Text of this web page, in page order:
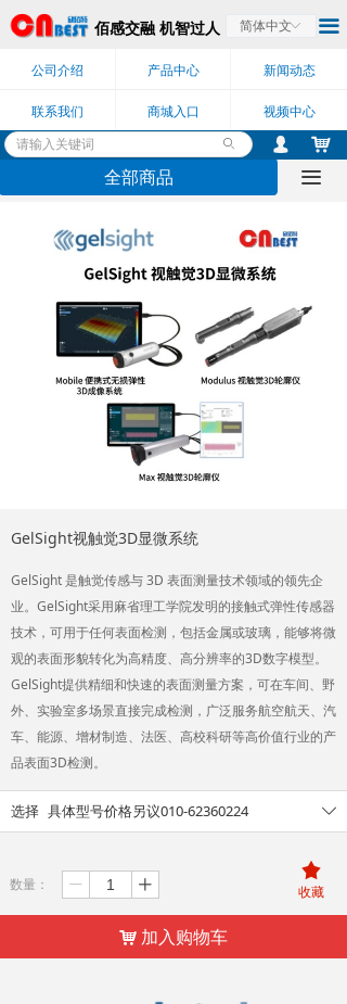
佰感交融 机智过人 ꀅ
简体中文
ꄙ
끀
넙 낙
公司介绍 产品中心 新闻动态
联系我们 商城入口 视频中心
全部商品
GelSight视触觉3D显微系统
GelSight 是触觉传感与 3D 表面测量技术领域的领先企
业。GelSight采用麻省理工学院发明的接触式弹性传感器
技术，可用于任何表面检测，包括金属或玻璃，能够将微
观的表面形貌转化为高精度、高分辨率的3D数字模型。
GelSight提供精细和快速的表面测量方案，可在车间、野
外、实验室多场景直接完成检测，广泛服务航空航天、汽
车、能源、增材制造、法医、高校科研等高价值行业的产
品表面3D检测。
ꄳ
选择 具体型号价格另议010-62360224
낙 加入购物车
数量： ꄷ ꄸ
끀
끄
收藏